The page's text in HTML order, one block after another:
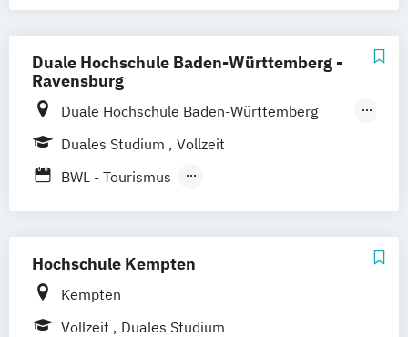
Augsburg Freising Friedrichshafen
Klagenfurt Magdeburg Münster Trier
Würzburg Chemnitz Linz
deutschlandweit
Duale Hochschule Baden-Württemberg -
Ravensburg
Duale Hochschule Baden-Württemberg
Ravensburg
Ravensburg Campus Friedrichshafen
Duales Studium
Vollzeit
BWL - Tourismus
BWL - Tourismus
Hotellerie und Gastronomie /
Freizeitwirtschaft
BWL - Tourismus
Hochschule Kempten
Kempten
Vollzeit
Duales Studium